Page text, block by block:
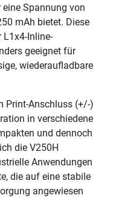
Spannung von
mAh bietet. Diese
Inline-
geeignet für
wiederaufladbare
Print-Anschluss (+/-)
in verschiedene
und dennoch
die V250H
Anwendungen
die auf eine stabile
angewiesen